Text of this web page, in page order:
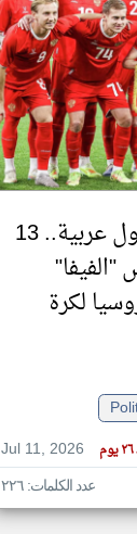
بينهم ممثلو 7 دول عربية.. 13
لكرة
Jul 11, 2026
عدد الكلمات: ٢٢٦